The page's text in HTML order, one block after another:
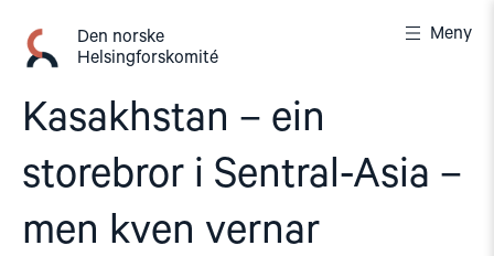
innhold
Den norske
Helsingforskomité
Meny
Kasakhstan – ein
storebror i Sentral-Asia –
men kven vernar